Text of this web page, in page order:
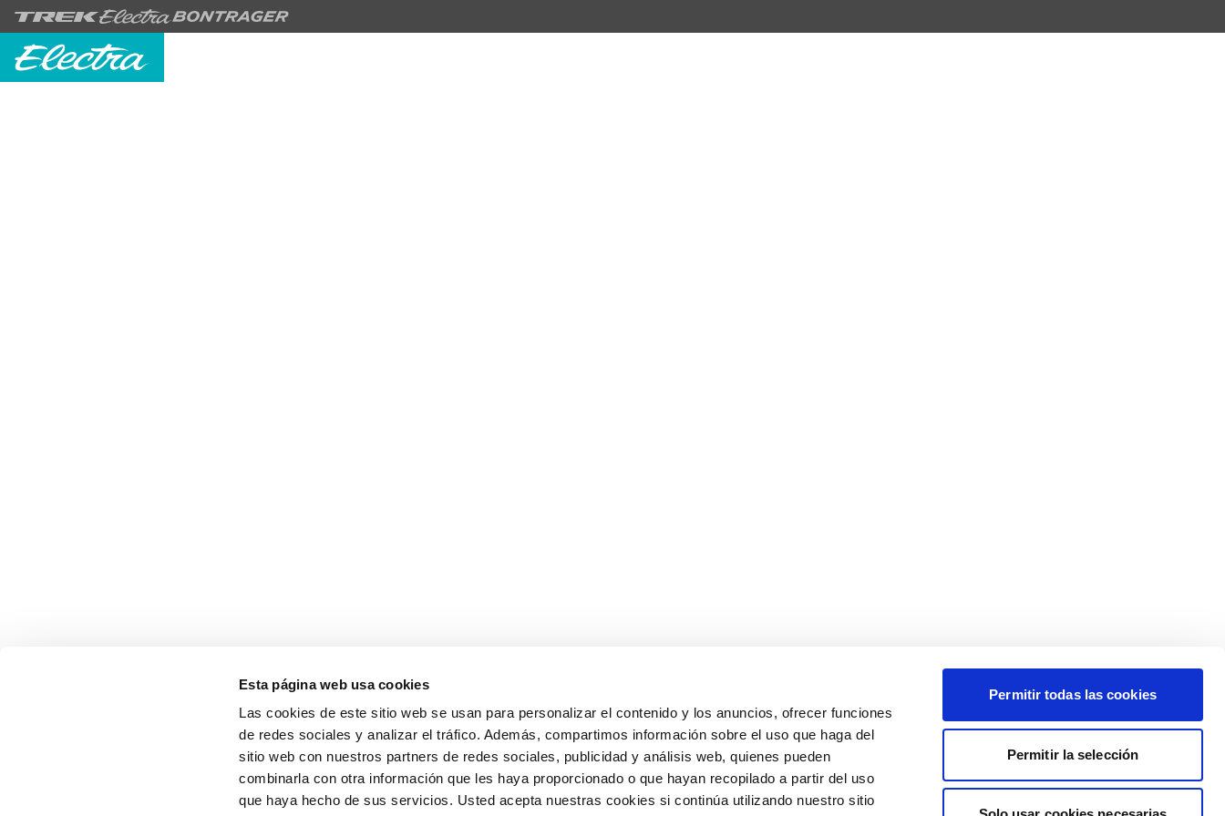
Esta página web usa cookies
Las cookies de este sitio web se usan para personalizar el contenido y los anuncios, ofrecer funciones
de redes sociales y analizar el tráfico. Además, compartimos información sobre el uso que haga del
sitio web con nuestros partners de redes sociales, publicidad y análisis web, quienes pueden
combinarla con otra información que les haya proporcionado o que hayan recopilado a partir del uso
que haya hecho de sus servicios. Usted acepta nuestras cookies si continúa utilizando nuestro sitio
Permitir todas las cookies
Permitir la selección